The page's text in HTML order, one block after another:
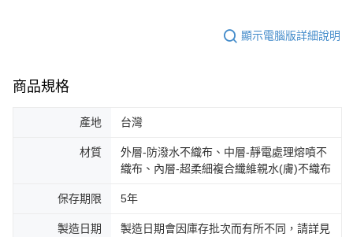
顯示電腦版詳細說明
商品規格
產地 台灣
材質
外層-防潑水不織布、中層-靜電處理熔噴不
織布、內層-超柔細複合纖維親水(膚)不織布
保存期限 5年
製造日期
製造日期會因庫存批次而有所不同，請詳見